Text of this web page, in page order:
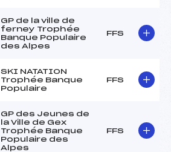
GP de la ville de
ferney Trophée
Banque Populaire
des Alpes
FFS
SKI NATATION
Trophée Banque
Populaire
FFS
GP des Jeunes de
la Ville de Gex
Trophée Banque
Populaire des
Alpes
FFS